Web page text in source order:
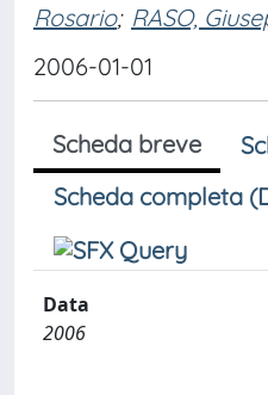
Rosario; RASO,
2006-01-01
Scheda breve
Scheda completa
Data
2006